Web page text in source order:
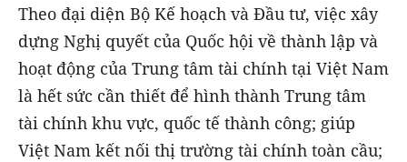
Theo đại diện Bộ Kế hoạch và Đầu tư, việc xây
dựng Nghị quyết của Quốc hội về thành lập và
hoạt động của Trung tâm tài chính tại Việt Nam
là hết sức cần thiết để hình thành Trung tâm
tài chính khu vực, quốc tế thành công; giúp
Việt Nam kết nối thị trường tài chính toàn cầu;